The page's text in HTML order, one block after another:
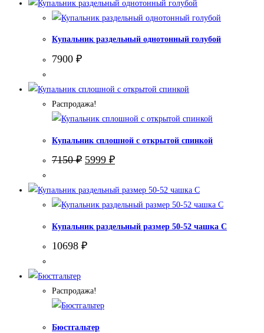
Купальник раздельный однотонный голубой
7900 ₽
Распродажа!
Купальник сплошной с открытой спинкой
7150₽ Первоначальная
7150 ₽.
5999 ₽Текущая
Купальник раздельный размер 50-52 чашка С
10698 ₽
Распродажа!
Бюстгальтер